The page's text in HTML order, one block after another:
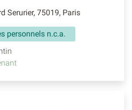
Serurier, 75019, Paris
personnels n.c.a.